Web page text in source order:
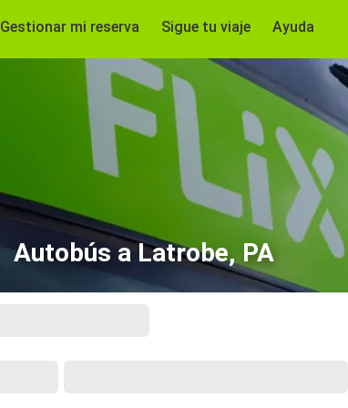
Gestionar mi reserva Sigue tu viaje Ayuda
Autobús a Latrobe, PA